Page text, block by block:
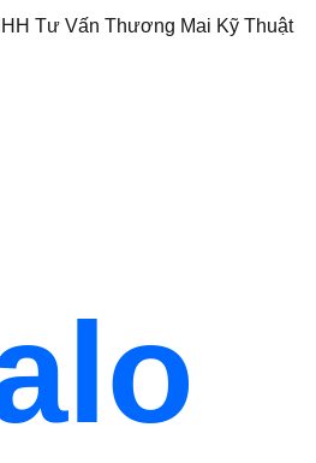
Tư Vấn Thương Mai Kỹ Thuật